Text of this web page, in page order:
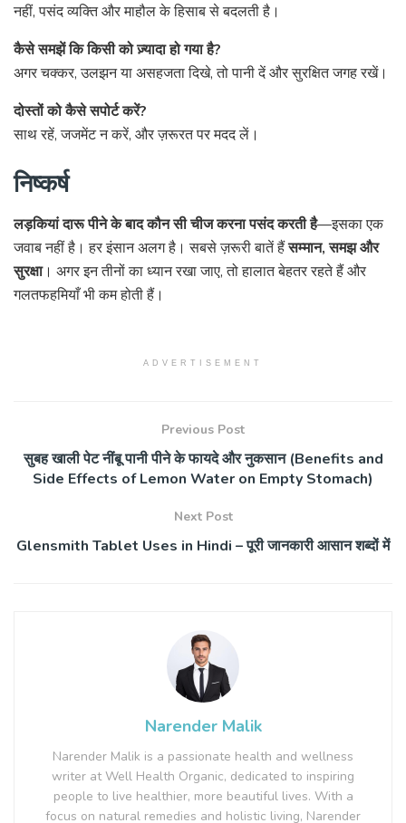
नहीं, पसंद व्यक्ति और माहौल के हिसाब से बदलती है।
कैसे समझें कि किसी को ज़्यादा हो गया है?
अगर चक्कर, उलझन या असहजता दिखे, तो पानी दें और सुरक्षित जगह रखें।
दोस्तों को कैसे सपोर्ट करें?
साथ रहें, जजमेंट न करें, और ज़रूरत पर मदद लें।
निष्कर्ष
लड़कियां दारू पीने के बाद कौन सी चीज करना पसंद करती है—इसका एक
जवाब नहीं है। हर इंसान अलग है। सबसे ज़रूरी बातें हैंसम्मान, समझ और
सुरक्षा। अगर इन तीनों का ध्यान रखा जाए, तो हालात बेहतर रहते हैं और
गलतफहमियाँ भी कम होती हैं।
ADVERTISEMENT
Previous Post
सुबह खाली पेट नींबू पानी पीने के फायदे और नुकसान (Benefits and
Side Effects of Lemon Water on Empty Stomach)
Next Post
Glensmith Tablet Uses in Hindi – पूरी जानकारी आसान शब्दों में
Narender Malik
Narender Malik is a passionate health and wellness
writer at Well Health Organic, dedicated to inspiring
people to live healthier, more beautiful lives. With a
focus on natural remedies and holistic living, Narender